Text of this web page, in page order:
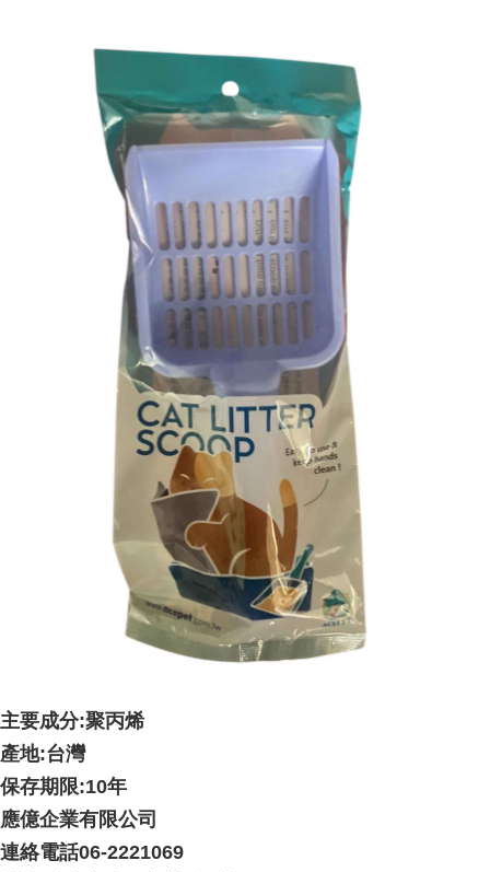
お支払期限は、ショップが請求した期日と、AFTEEで延長できる日数をも
とに計算されます。AFTEEで注文すると、商品を受け取るまで支払い期限
を延長できますが、商品を期限内に受け取れない場合があります（例：予
約商品や商品到着日が比較的遅い商品）。そのため、商品到着の有無に関
わらず、AFTEEで指定された期限内にお支払いください。
二、支払い限度額
1.初回 AFTEEを ご利用の際に、認証結果及び当社の審査の結果に基づ
き、限度額が設定されます。
2.決済金額は最低NT$20です。
3.現在、台湾の会員のみご利用いただけます。
三、利用規約「AFTEE代金後払い」（以下当サービスという）はネットプ
ロテクションズ（以下 AFTEE という）が提供し、AFTEEが代金を徴収し
ます。当サービスご利用の際に提供しなければならない個人情報（注文者
の氏名、電話番号、受取人の氏名、電話番号、受取人住所を含むがこれに
限らない）は、AFTEEに渡され当サービスで必要な範囲内で利用されま
す。AFTEEの個人情報の収集、処理、利用について、詳細はAFTEE公式ホ
ームページの『個人情報の収集、処理及び利用に関する声明』をご参照く
https://aftee.tw/privacypolicy/）。
AFTEEの初回ご利用の際に、審査を通過すれば、最高額がNT$10,000にな
ります。支払い期限を過ぎた場合、その金額に基づいて年利20%の遅延滞
納金が加算されます。未成年の利用者は、事前に法定代理人または後見人
の同意を得ればAFTEEをご利用いただけます。
個人情報の処理、利用について疑問がある、または関連する法律の権利を
行使したい場合は、ネットプロテクションズcs_tw@netprotections.co.jp
にご連絡ください。上記に示した個人情報を、必要な購入注文書とあわせ
てAFTEEにご提供いただく、またはAFTEEにあなたの個人情報の収集、処
理、利用を許可することににご同意いただけない場合は、当サービスを選
付款後7-11取貨
配送毎にNT$60、NT$599以上で送料無料
配送毎にNT$120、NT$899以上で送料無料
主要成分:聚丙烯
產地:台灣
保存期限:10年
應億企業有限公司
連絡電話06-2221069